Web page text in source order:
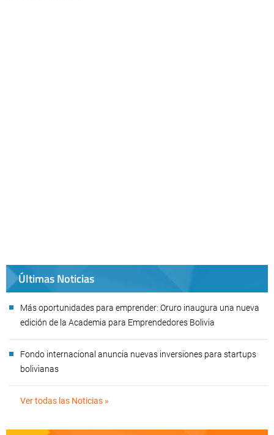
Últimas Noticias
Más oportunidades para emprender: Oruro inaugura una nueva
edición de la Academia para Emprendedores Bolivia
Fondo internacional anuncia nuevas inversiones para startups
bolivianas
Ver todas las Noticias »